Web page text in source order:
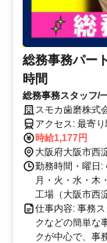
総務事務パー
時間
総務事務スタッフ/
服装自由
スモカ歯磨株式
アクセス: 最寄り駅 ＪＲ東西線 御幣島駅より徒歩2分（本社事務
所）
時給1,177円
大阪府大阪市西
勤務時間・曜日
月・火・水・木
工場（大阪市西
仕事内容: 事務
クなどの簡単な
クが中心で、事